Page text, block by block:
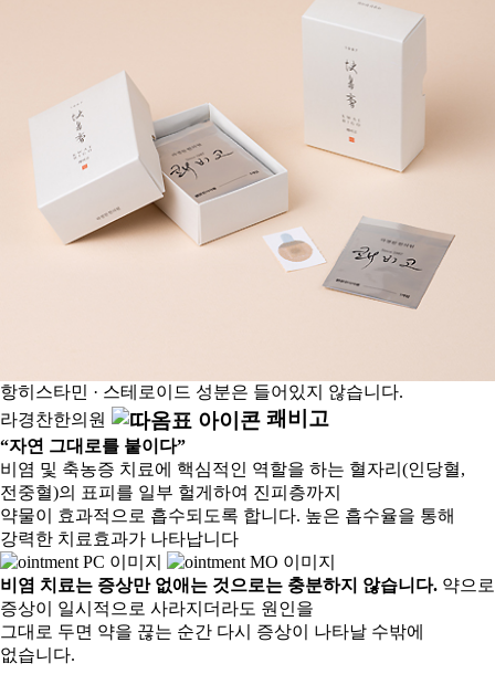
항히스타민 · 스테로이드 성분은 들어있지 않습니다.
라경찬한의원
쾌비고
“자연 그대로를 붙이다”
비염 및 축농증 치료에 핵심적인 역할을 하는 혈자리(인당혈,
전중혈)의 표피를 일부 헐게하여 진피층까지
약물이 효과적으로 흡수되도록 합니다. 높은 흡수율을 통해
강력한 치료효과가 나타납니다
비염 치료는 증상만 없애는 것으로는 충분하지 않습니다. 약으로
증상이 일시적으로 사라지더라도 원인을
그대로 두면 약을 끊는 순간 다시 증상이 나타날 수밖에
없습니다.